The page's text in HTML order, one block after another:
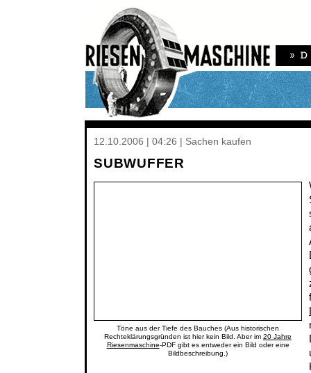
12.10.2006 | 04:26 | Sachen kaufen
SUBWUFFER
Töne aus der Tiefe des Bauches (Aus historischen
Rechteklärungsgründen ist hier kein Bild. Aber im 20 Jahre
Riesenmaschine-PDF gibt es entweder ein Bild oder eine
Bildbeschreibung.)